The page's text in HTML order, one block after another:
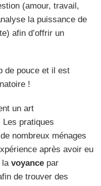
(amour, travail,
la puissance de
afin d’offrir un
de pouce et il est
!
un art
Les pratiques
nombreux ménages
après avoir eu
la voyance par
de trouver des